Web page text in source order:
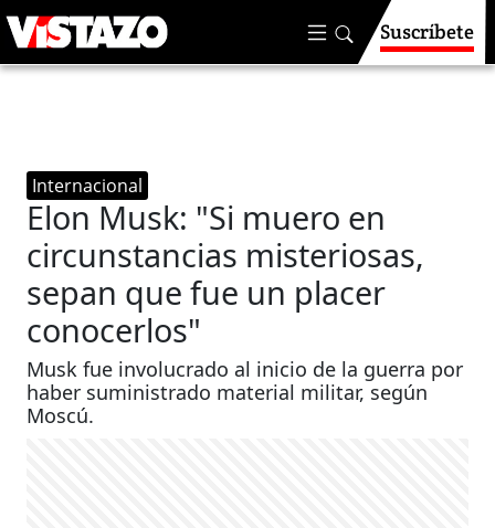
Suscríbete
Internacional
Elon Musk: "Si muero en
circunstancias misteriosas,
sepan que fue un placer
conocerlos"
Musk fue involucrado al inicio de la guerra por
haber suministrado material militar, según
Moscú.